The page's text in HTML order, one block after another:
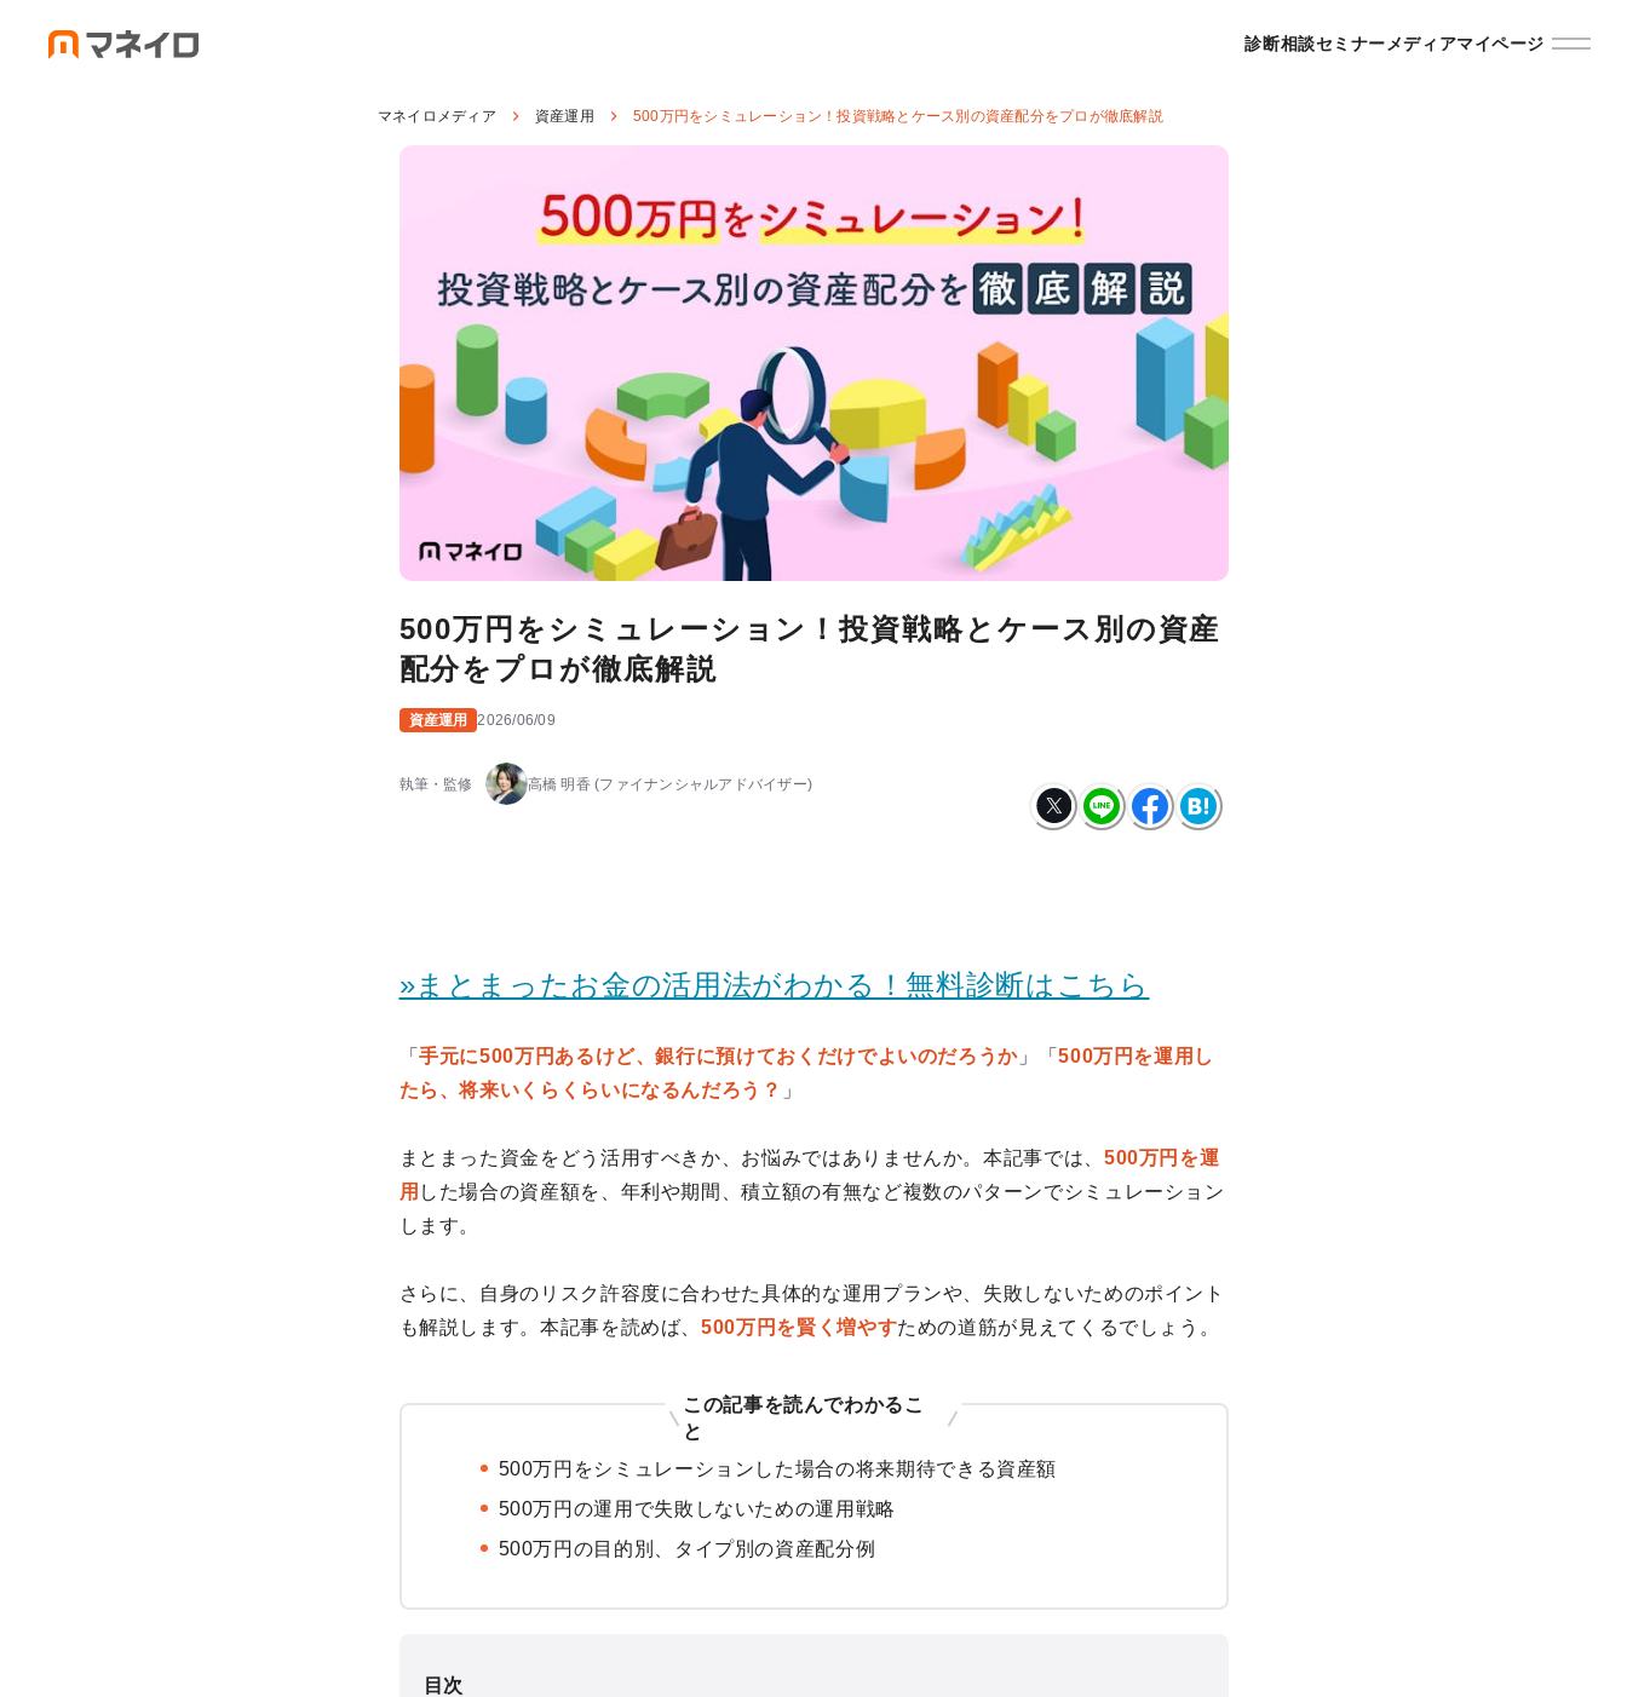
診断相談セミナーメディアマイページ
マネイロメディア 資産運用 500万円をシミュレーション！投資戦略とケース別の資産配分をプロが徹底解説
500万円をシミュレーション！投資戦略とケース別の資産
配分をプロが徹底解説
資産運用 2026/06/09
執筆・監修 高橋 明香(ファイナンシャルアドバイザー)
»まとまったお金の活用法がわかる！無料診断はこちら
「手元に500万円あるけど、銀行に預けておくだけでよいのだろうか」「500万円を運用し
たら、将来いくらくらいになるんだろう？ 」
まとまった資金をどう活用すべきか、お悩みではありませんか。本記事では、 500万円を運
用 した場合の資産額を、年利や期間、積立額の有無など複数のパターンでシミュレーション
します。
さらに、自身のリスク許容度に合わせた具体的な運用プランや、失敗しないためのポイント
も解説します。本記事を読めば、500万円を賢く増やすための道筋が見えてくるでしょう。
この記事を読んでわかるこ
と
500万円をシミュレーションした場合の将来期待できる資産額
500万円の運用で失敗しないための運用戦略
500万円の目的別、タイプ別の資産配分例
目次